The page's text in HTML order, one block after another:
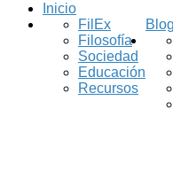
Inicio
FilEx
Filosofía
Sociedad
Educación
Recursos